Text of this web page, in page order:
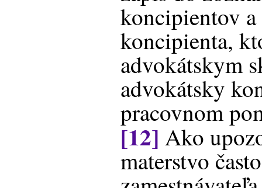
koncipientov
koncipienta,
advokátskym
advokátsky
pracovnom
[12] Ako
materstvo